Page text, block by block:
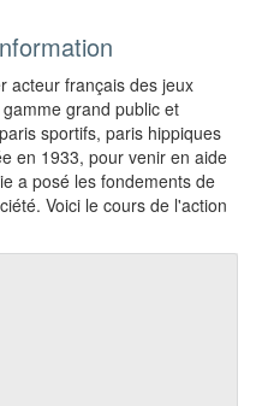
acteur français des jeux
grand public et
sportifs, paris hippiques
en 1933, pour venir en aide
a posé les fondements de
Voici le cours de l'action